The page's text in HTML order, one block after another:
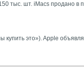
тыс. шт. iMacs продано в
купить это»). Apple